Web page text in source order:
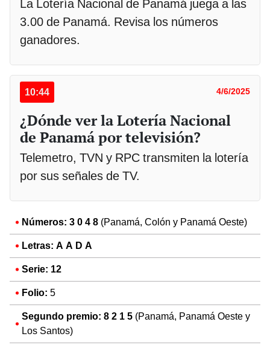
La Lotería Nacional de Panamá juega a las
3.00 de Panamá. Revisa los números
ganadores.
10:44 4/6/2025
¿Dónde ver la Lotería Nacional
de Panamá por televisión?
Telemetro, TVN y RPC transmiten la lotería
por sus señales de TV.
Números: 3 0 4 8 (Panamá, Colón y Panamá Oeste)
Letras: A A D A
Serie: 12
Folio: 5
Segundo premio: 8 2 1 5 (Panamá, Panamá Oeste y
Los Santos)